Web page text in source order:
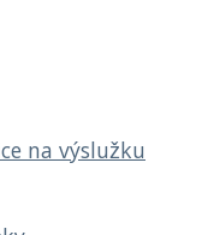
na výslužku